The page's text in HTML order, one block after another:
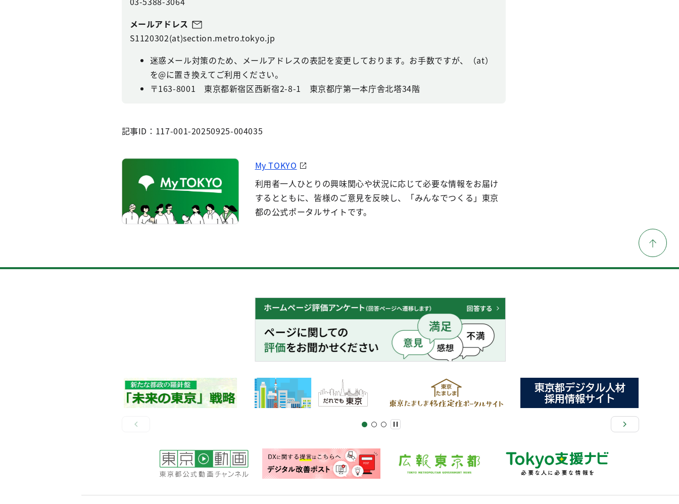
メールアドレス
S1120302(at)section.metro.tokyo.jp
迷惑メール対策のため、メールアドレスの表記を変更しております。お手数ですが、（at）
を@に置き換えてご利用ください。
〒163-8001 東京都新宿区西新宿2-8-1 東京都庁第一本庁舎北塔34階
記事ID：117-001-20250925-004035
My TOKYO
利用者一人ひとりの興味関心や状況に応じて必要な情報をお届け
するとともに、皆様のご意見を反映し、「みんなでつくる」東京
都の公式ポータルサイトです。